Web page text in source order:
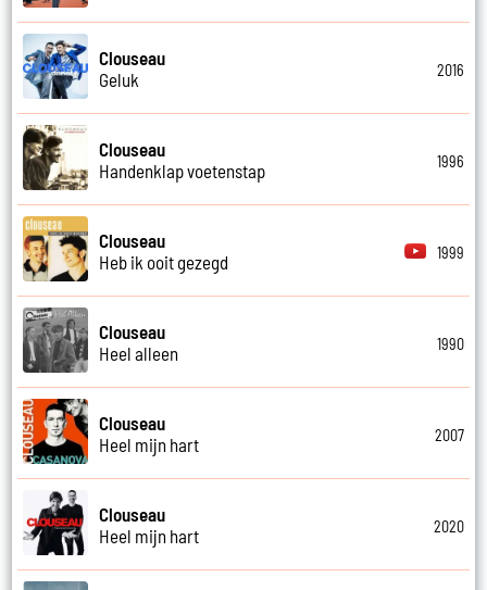
Clouseau
Geluk
2016
Clouseau
Handenklap voetenstap
1996
Clouseau
Heb ik ooit gezegd
1999
Clouseau
Heel alleen
1990
Clouseau
Heel mijn hart
2007
Clouseau
Heel mijn hart
2020